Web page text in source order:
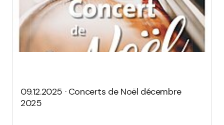
09.12.2025 · Concerts de Noël décembre
2025